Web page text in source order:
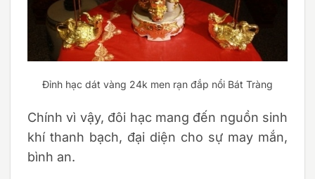
Đỉnh hạc dát vàng 24k men rạn đắp nổi Bát Tràng
Chính vì vậy, đôi hạc mang đến nguồn sinh
khí thanh bạch, đại diện cho sự may mắn,
bình an.